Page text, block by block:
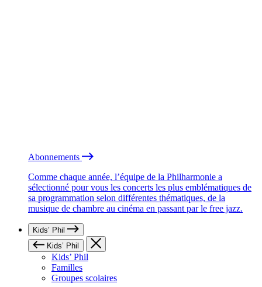
Abonnements
Comme chaque année, l’équipe de la Philharmonie a
sélectionné pour vous les concerts les plus emblématiques de
sa programmation selon différentes thématiques, de la
musique de chambre au cinéma en passant par le free jazz.
Kids’ Phil
Kids’ Phil
Kids’ Phil
Familles
Groupes scolaires